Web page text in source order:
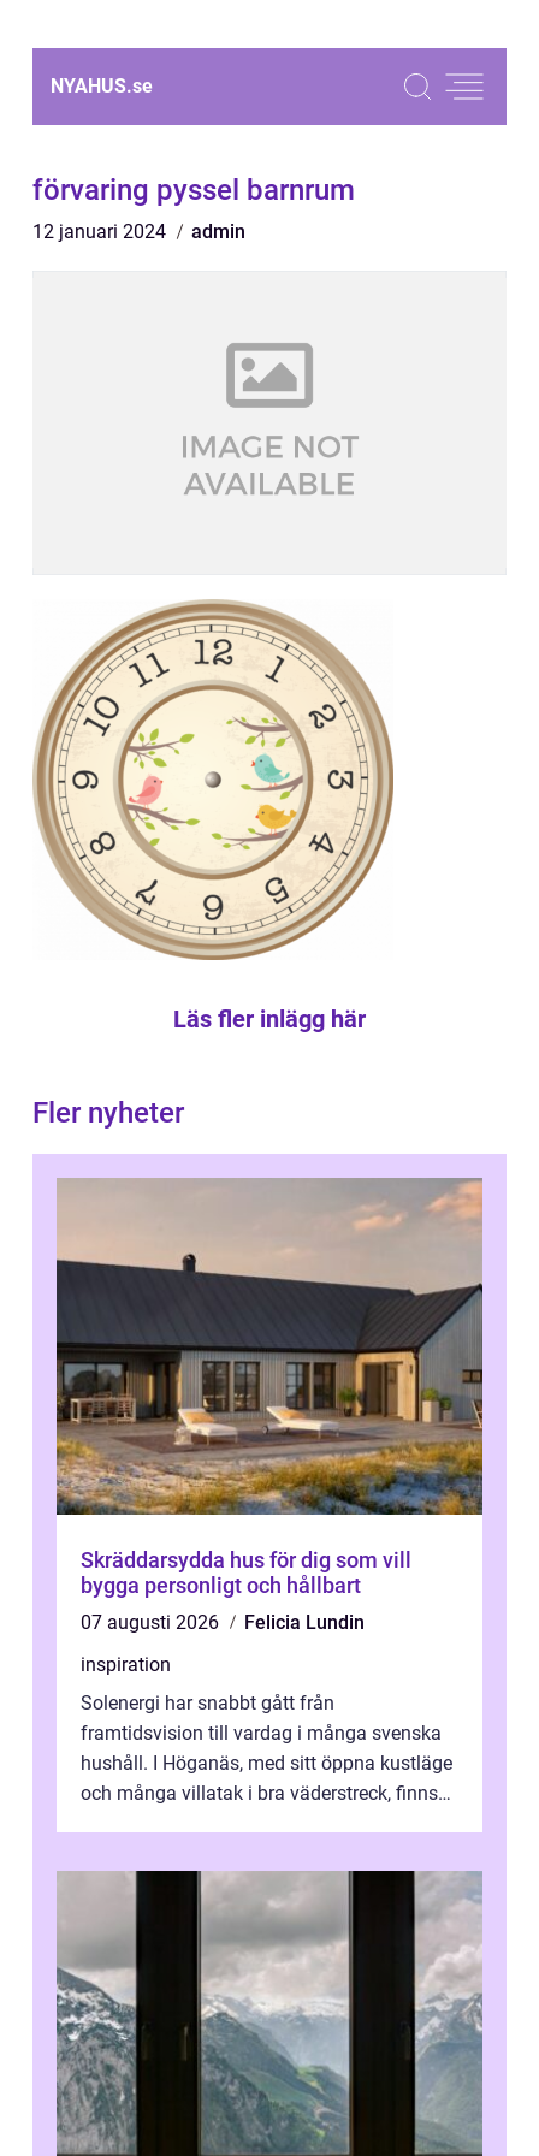
NYAHUS.se
förvaring pyssel barnrum
12 januari 2024 admin
Läs fler inlägg här
Fler nyheter
Skräddarsydda hus för dig som vill
bygga personligt och hållbart
07 augusti 2026
Felicia Lundin
inspiration
Solenergi har snabbt gått från
framtidsvision till vardag i många svenska
hushåll. I Höganäs, med sitt öppna kustläge
och många villatak i bra väderstreck, finns